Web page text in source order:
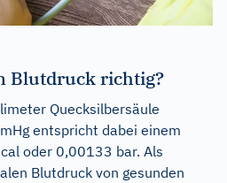
Blutdruck richtig?
Quecksilbersäule
entspricht dabei einem
oder 0,00133 bar. Als
Blutdruck von gesunden